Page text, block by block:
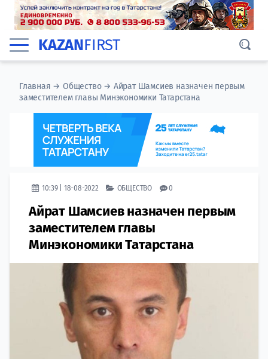
KAZANFIRST
Главная →Общество→ Айрат Шамсиев назначен первым
заместителем главы Минэкономики Татарстана
10:39 | 18-08-2022 ОБЩЕСТВО 0
Айрат Шамсиев назначен первым
заместителем главы
Минэкономики Татарстана